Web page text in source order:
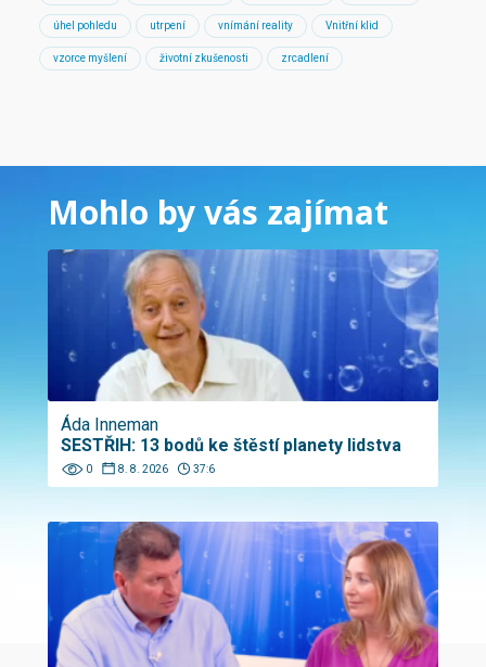
úhel pohledu utrpení vnímání reality Vnitřní klid
vzorce myšlení životní zkušenosti zrcadlení
Mohlo by vás zajímat
Áda Inneman
SESTŘIH: 13 bodů ke štěstí planety lidstva
0 8. 8. 2026 37:6